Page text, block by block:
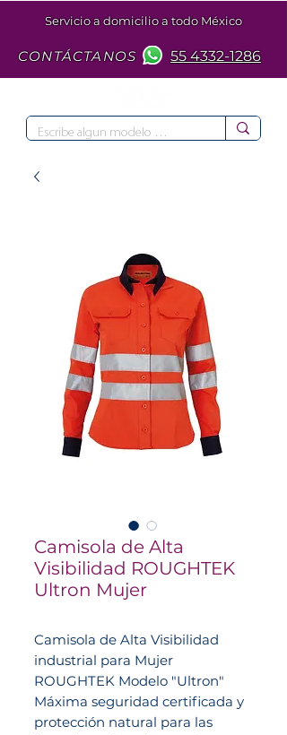
Servicio a domicilio a todo México
CONTÁCTANOS 55 4332-1286
Camisola de Alta
Visibilidad ROUGHTEK
Ultron Mujer
Camisola de Alta Visibilidad
industrial para Mujer
ROUGHTEK Modelo "Ultron"
Máxima seguridad certificada y
protección natural para las